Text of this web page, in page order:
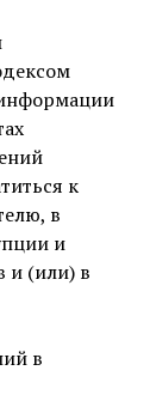
к
в
и
и (или) в
в